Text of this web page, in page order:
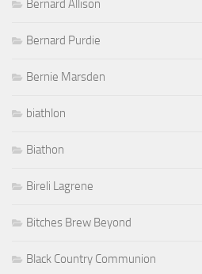
Bernard Allison
Bernard Purdie
Bernie Marsden
biathlon
Biathon
Bireli Lagrene
Bitches Brew Beyond
Black Country Communion